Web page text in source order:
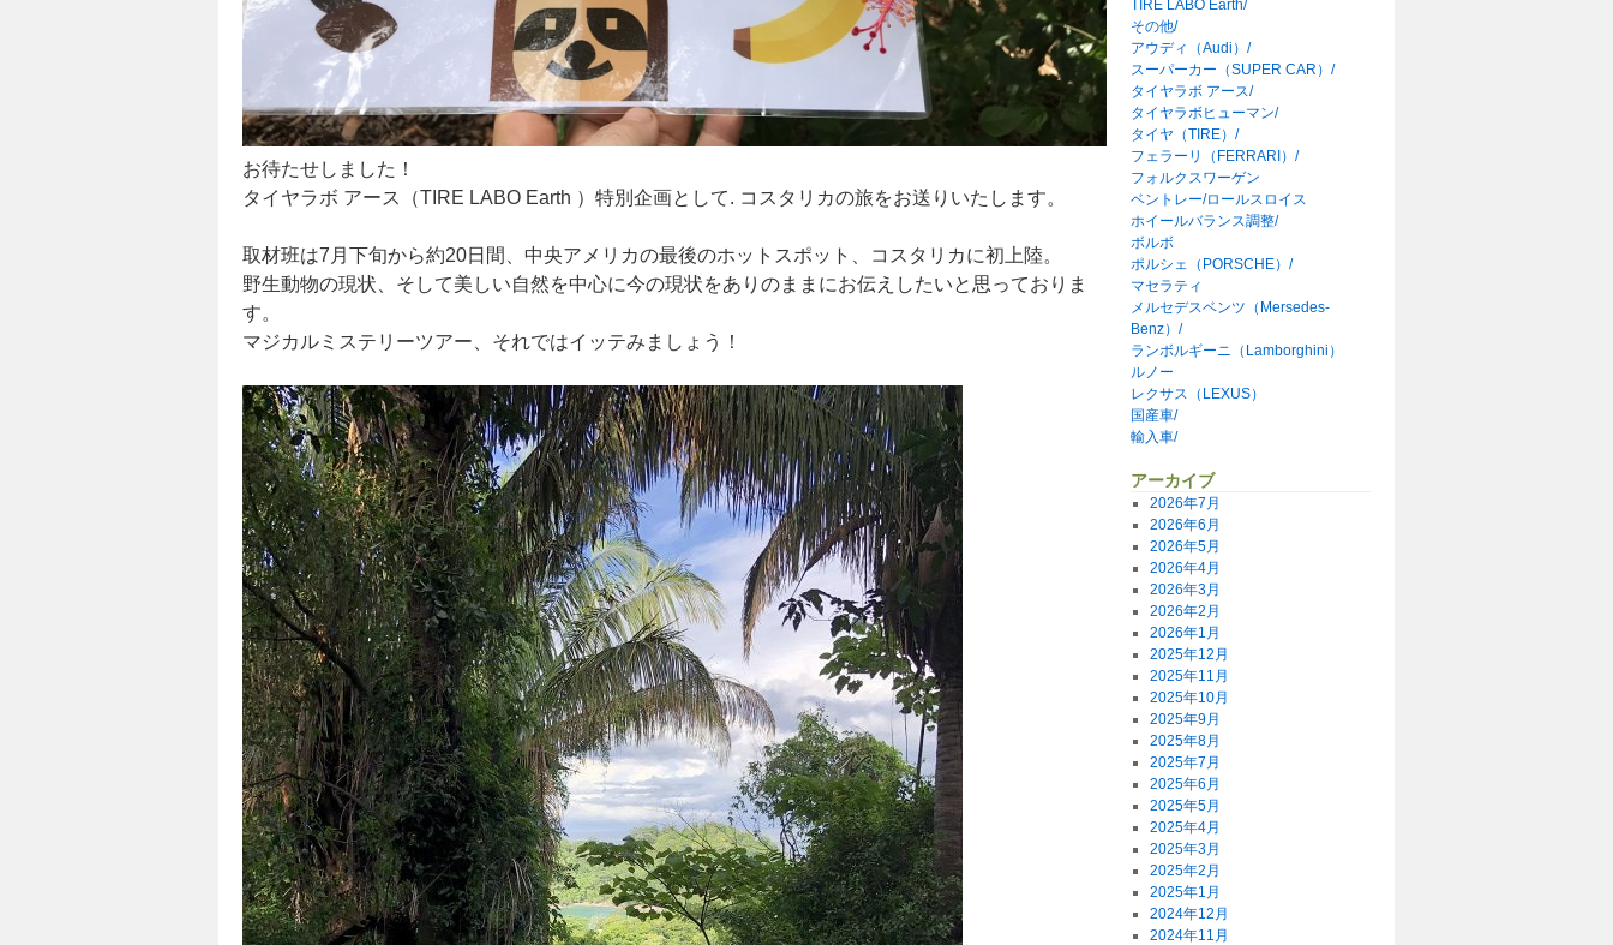
お待たせしました！
タイヤラボ アース（TIRE LABO Earth ）特別企画として. コスタリカの旅をお送りいたします。
取材班は7月下旬から約20日間、中央アメリカの最後のホットスポット、コスタリカに初上陸。
野生動物の現状、そして美しい自然を中心に今の現状をありのままにお伝えしたいと思っておりま
す。
マジカルミステリーツアー、それではイッテみましょう！
TIRE LABO Earth/
その他/
アウディ（Audi）/
スーパーカー（SUPER CAR）/
タイヤラボ アース/
タイヤラボヒューマン/
タイヤ（TIRE）/
フェラーリ（FERRARI）/
フォルクスワーゲン
ベントレー/ロールスロイス
ホイールバランス調整/
ボルボ
ポルシェ（PORSCHE）/
マセラティ
メルセデスベンツ（Mersedes-
Benz）/
ランボルギーニ（Lamborghini）
ルノー
レクサス（LEXUS）
国産車/
輸入車/
アーカイブ
2026年7月
2026年6月
2026年5月
2026年4月
2026年3月
2026年2月
2026年1月
2025年12月
2025年11月
2025年10月
2025年9月
2025年8月
2025年7月
2025年6月
2025年5月
2025年4月
2025年3月
2025年2月
2025年1月
2024年12月
2024年11月